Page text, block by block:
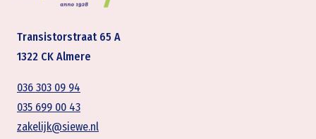
Transistorstraat 65 A
1322 CK Almere
036 303 09 94
035 699 00 43
zakelijk@siewe.nl